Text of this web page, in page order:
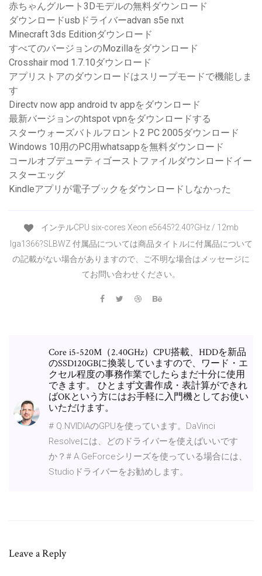
赤ちゃんグルート3Dモデルの無料ダウンロード
ダウンロードusbドライバーadvan s5e nxt
Minecraft 3ds Editionダウンロード
すべてのバージョンのMozillaをダウンロード
Crosshair mod 1.7.10ダウンロード
アプリストアのダウンロードはスリープモードで機能しま
す
Directv now app android tv appをダウンロード
最新バージョンのhtspot vpnをダウンロードする
スターウォーズバトルフロント2 PC 2005ダウンロード
Windows 10用のPC用whatsappを無料ダウンロード
コールオブデューティゴーストファイルダウンロードイー
スターエッグ
Kindleアプリが電子ブックをダウンロードしなかった
インテルCPU six-cores Xeon e5645?2.40?GHz / 12mb
lga1366?SLBWZ 付属品については商品タイトルに付属品について
の記載がない場合がありますので、ご不明な場合はメッセージに
てお問い合わせください。
Core i5-520M（2.40GHz）CPU搭載、HDDを新品
のSSD120GBに換装していますので、ワード・エ
クセル程度の事務作業でしたらまだ十分に使用
できます。 ひとまず文書作成・表計算ができれ
ばOKという方にはお手軽に入門機としてお使い
いただけます。
# Q.NVIDIAのGPUを使っています。DaVinci
Resolveには、どのドライバーを使えばいいです
か？# A.GeForceシリーズを使っている場合には、
Studioドライバーをお勧めします。
Leave a Reply